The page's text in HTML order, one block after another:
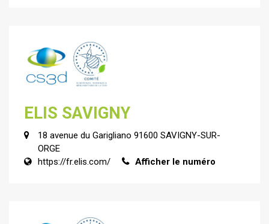
ELIS SAVIGNY
18 avenue du Garigliano 91600 SAVIGNY-SUR-
ORGE
https://fr.elis.com/
Afficher le numéro